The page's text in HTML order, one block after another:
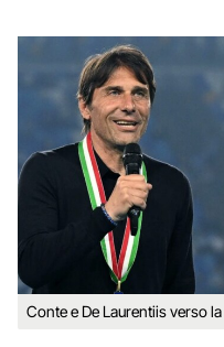
Conte e De Laurentiis verso